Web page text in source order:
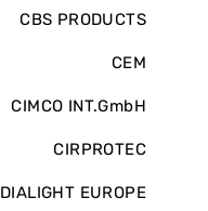
CBS PRODUCTS
CEM
CIMCO INT.GmbH
CIRPROTEC
DIALIGHT EUROPE